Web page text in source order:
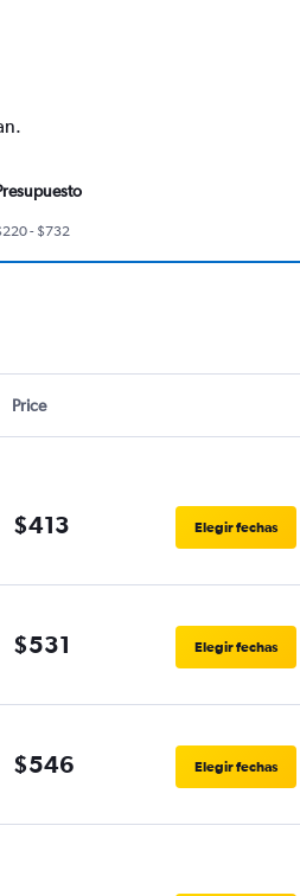
- $732
Price
$413 Elegir fechas
$531 Elegir fechas
$546 Elegir fechas